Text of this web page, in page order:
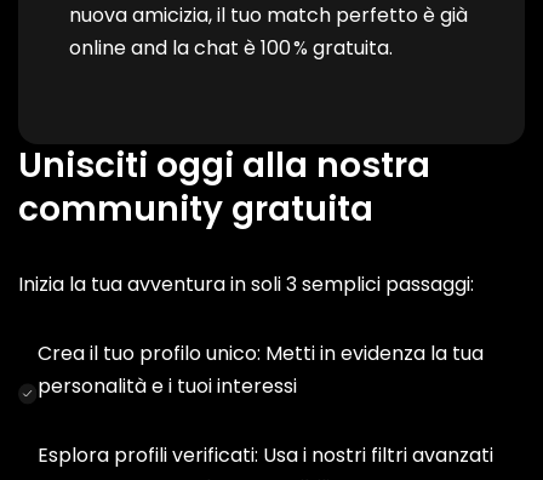
nuova amicizia, il tuo match perfetto è già
online and la chat è 100 % gratuita.
Unisciti oggi alla nostra
community gratuita
Inizia la tua avventura in soli 3 semplici passaggi:
Crea il tuo profilo unico: Metti in evidenza la tua
personalità e i tuoi interessi
Esplora profili verificati: Usa i nostri filtri avanzati